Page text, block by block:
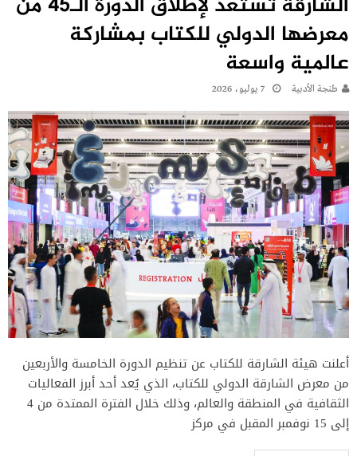
معرضها الدولي للكتاب بمشاركة
عالمية واسعة
طنجة الأدبية 7 يوليو، 2026
أعلنت هيئة الشارقة للكتاب عن تنظيم الدورة الخامسة والأربعين
من معرض الشارقة الدولي للكتاب، الذي يُعد أحد أبرز الفعاليات
الثقافية في المنطقة والعالم، وذلك خلال الفترة الممتدة من 4
إلى 15 نوفمبر المقبل في مركز